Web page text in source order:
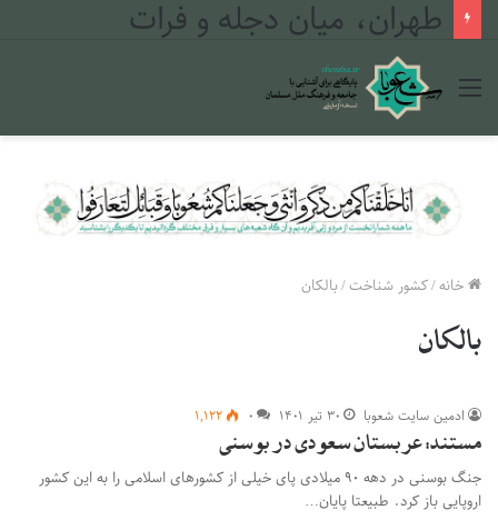
طهران، میان دجله و فرات
منو
خانه/کشور شناخت/بالکان
بالکان
ادمین سایت شعوبا ۳۰ تیر ۱۴۰۱ ۰ ۱,۱۲۲
مستند: عربستان سعودی در بوسنی
جنگ بوسنی در دهه ۹۰ میلادی پای خیلی از کشورهای اسلامی را به این کشور
اروپایی باز کرد. طبیعتا پایان…